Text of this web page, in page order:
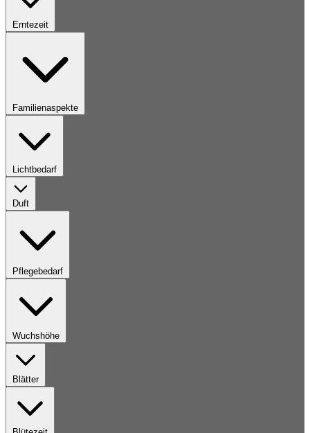
Erntezeit
Familienaspekte
Lichtbedarf
Duft
Pflegebedarf
Wuchshöhe
Blätter